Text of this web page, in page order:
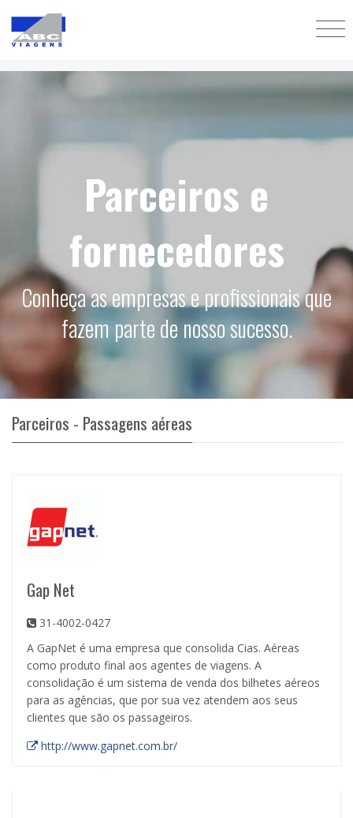
Parceiros e
fornecedores
Conheça as empresas e profissionais que
fazem parte de nosso sucesso.
Parceiros - Passagens aéreas
Gap Net
31-4002-0427
A GapNet é uma empresa que consolida Cias. Aéreas
como produto final aos agentes de viagens. A
consolidação é um sistema de venda dos bilhetes aéreos
para as agências, que por sua vez atendem aos seus
clientes que são os passageiros.
http://www.gapnet.com.br/